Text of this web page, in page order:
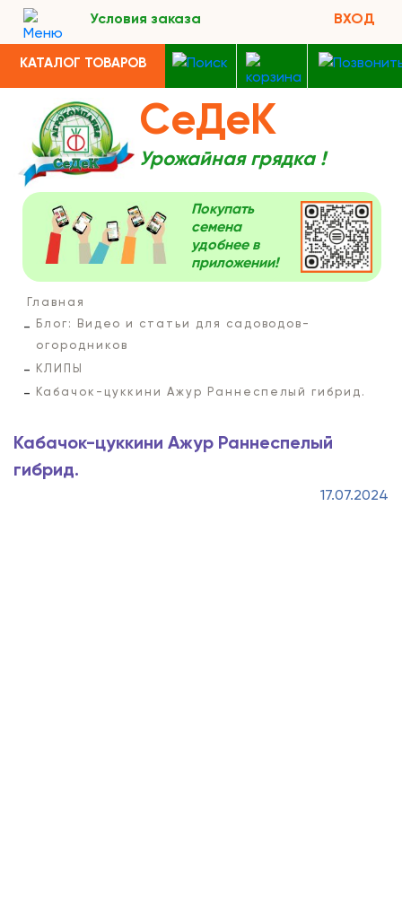
Условия заказа ВХОД
КАТАЛОГ ТОВАРОВ
СеДеК
Урожайная грядка !
Покупать
семена
удобнее в
приложении!
Главная
Блог: Видео и статьи для садоводов-
огородников
КЛИПЫ
Кабачок-цуккини Ажур Раннеспелый гибрид.
Кабачок-цуккини Ажур Раннеспелый
гибрид.
17.07.2024